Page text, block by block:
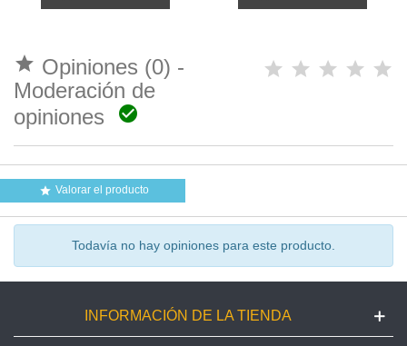
 Opiniones (0) -
Moderación de
opiniones

 Valorar el producto
Todavía no hay opiniones para este producto.
INFORMACIÓN DE LA TIENDA